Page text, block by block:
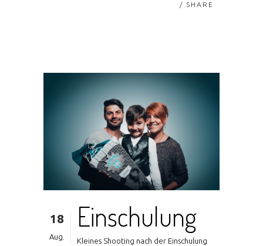
SHARE
18
Aug.
Einschulung
Kleines Shooting nach der Einschulung